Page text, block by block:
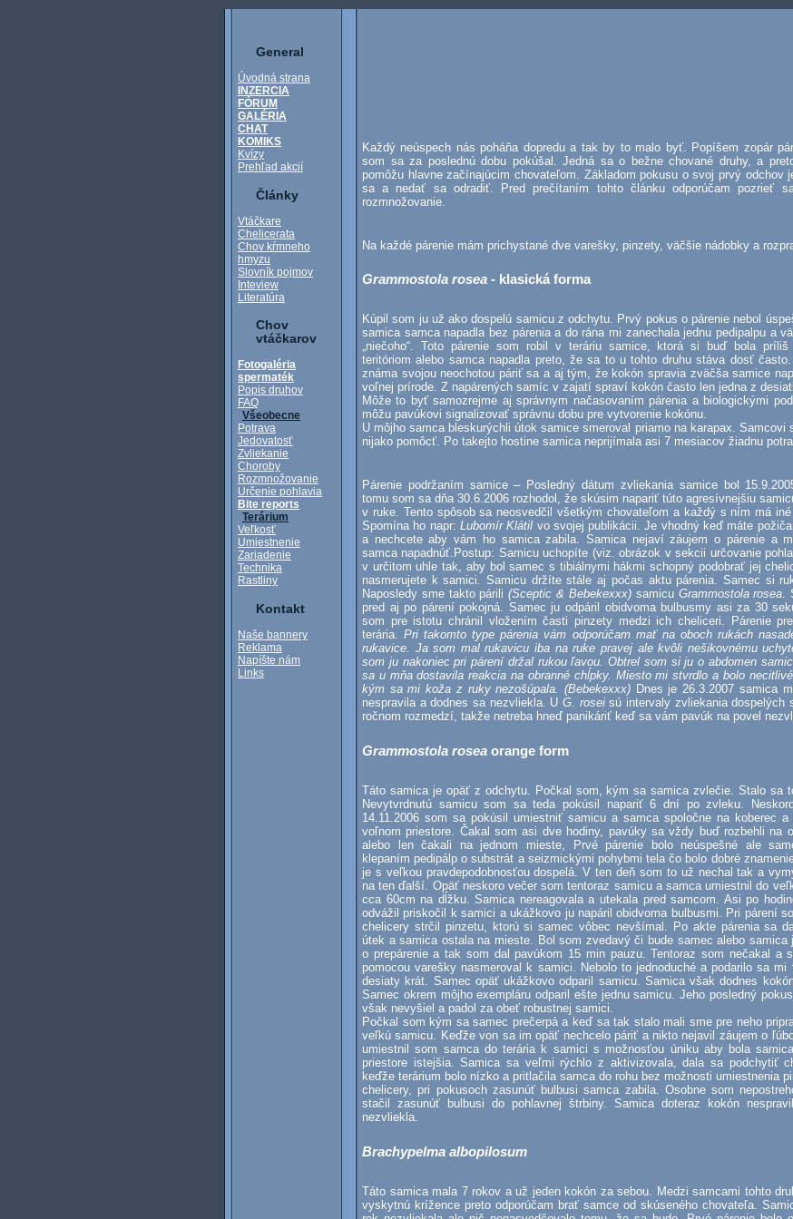
General
Úvodná strana
INZERCIA
FÓRUM
GALÉRIA
CHAT
KOMIKS
Kvízy
Prehľad akcií
Články
Vtáčkare
Chelicerata
Chov kŕmneho
hmyzu
Slovník pojmov
Inteview
Literatúra
Chov
vtáčkarov
Fotogaléria
spermaték
Popis druhov
FAQ
Všeobecne
Potrava
Jedovatosť
Zvliekanie
Choroby
Rozmnožovanie
Určenie pohlavia
Bite reports
Terárium
Veľkosť
Umiestnenie
Zariadenie
Technika
Rastliny
Kontakt
Naše bannery
Reklama
Napíšte nám
Links
Každý neúspech nás poháňa dopredu a tak by to malo byť. Popíšem zopár
som sa za poslednú dobu pokúšal. Jedná sa o bežne chované druhy, a
pomôžu hlavne začínajúcim chovateľom. Základom pokusu o svoj prvý odchov
sa a nedať sa odradiť. Pred prečítaním tohto článku odporúčam pozrieť
rozmnožovanie.
Na každé párenie mám prichystané dve varešky, pinzety, väčšie nádobky a
Grammostola rosea - klasická forma
Kúpil som ju už ako dospelú samicu z odchytu. Prvý pokus o párenie nebol
samica samca napadla bez párenia a do rána mi zanechala jednu pedipalpu a
„niečoho“. Toto párenie som robil v teráriu samice, ktorá si buď bola
teritóriom alebo samca napadla preto, že sa to u tohto druhu stáva dosť
známa svojou neochotou páriť sa a aj tým, že kokón spravia zväčša samice
voľnej prírode. Z napárených samíc v zajatí spraví kokón často len jedna z
Môže to byť samozrejme aj správnym načasovaním párenia a biologickými
môžu pavúkovi signalizovať správnu dobu pre vytvorenie kokónu.
U môjho samca bleskurýchli útok samice smeroval priamo na karapax. Samcovi
nijako pomôcť. Po takejto hostine samica neprijímala asi 7 mesiacov žiadnu
Párenie podržaním samice – Posledný dátum zvliekania samice bol
tomu som sa dňa 30.6.2006 rozhodol, že skúsim napariť túto agresívnejšiu
v ruke. Tento spôsob sa neosvedčil všetkým chovateľom a každý s ním má iné
Spomína ho napr: Lubomír Klátil vo svojej publikácii. Je vhodný keď máte
a nechcete aby vám ho samica zabila. Samica nejaví záujem o párenie a
samca napadnúť.Postup: Samicu uchopíte (viz. obrázok v sekcii určovanie
v určitom uhle tak, aby bol samec s tibiálnymi hákmi schopný podobrať jej
nasmerujete k samici. Samicu držíte stále aj počas aktu párenia. Samec si
Naposledy sme takto párili(Sceptic & Bebekexxx)samicu Grammostola rosea
pred aj po párení pokojná. Samec ju odpáril obidvoma bulbusmy asi za 30
som pre istotu chránil vložením časti pinzety medzi ich cheliceri. Párenie
terária.Pri takomto type párenia vám odporúčam mať na oboch rukách
rukavice. Ja som mal rukavicu iba na ruke pravej ale kvôli nešikovnému
som ju nakoniec pri párení držal rukou ľavou. Obtrel som si ju o abdomen
sa u mňa dostavila reakcia na obranné chĺpky. Miesto mi stvrdlo a bolo
kým sa mi koža z ruky nezošúpala. (Bebekexxx) Dnes je 26.3.2007 samica
nespravila a dodnes sa nezvliekla. U G. roseisú intervaly zvliekania dospelých
ročnom rozmedzí, takže netreba hneď panikáriť keď sa vám pavúk na povel
Grammostola rosea orange form
Táto samica je opäť z odchytu. Počkal som, kým sa samica zvlečie. Stalo sa
Nevytvrdnutú samicu som sa teda pokúsil napariť 6 dní po zvleku.
14.11.2006 som sa pokúsil umiestniť samicu a samca spoločne na koberec
voľnom priestore. Čakal som asi dve hodiny, pavúky sa vždy buď rozbehli na
alebo len čakali na jednom mieste, Prvé párenie bolo neúspešné ale
klepaním pedipálp o substrát a seizmickými pohybmi tela čo bolo dobré
je s veľkou pravdepodobnosťou dospelá. V ten deň som to už nechal tak a
na ten ďalší. Opäť neskoro večer som tentoraz samicu a samca umiestnil do
cca 60cm na dĺžku. Samica nereagovala a utekala pred samcom. Asi po
odvážil priskočil k samici a ukážkovo ju napáril obidvoma bulbusmi. Pri párení
chelicery strčil pinzetu, ktorú si samec vôbec nevšímal. Po akte párenia sa
útek a samica ostala na mieste. Bol som zvedavý či bude samec alebo samica
o prepárenie a tak som dal pavúkom 15 min pauzu. Tentoraz som nečakal a
pomocou varešky nasmeroval k samici. Nebolo to jednoduché a podarilo sa
desiaty krát. Samec opäť ukážkovo odparil samicu. Samica však dodnes
Samec okrem môjho exempláru odparil ešte jednu samicu. Jeho posledný
však nevyšiel a padol za obeť robustnej samici.
Počkal som kým sa samec prečerpá a keď sa tak stalo mali sme pre neho
veľkú samicu. Keďže von sa im opäť nechcelo páriť a nikto nejavil záujem o
umiestnil som samca do terária k samici s možnosťou úniku aby bola
priestore istejšia. Samica sa veľmi rýchlo z aktivizovala, dala sa podchytiť
keďže terárium bolo nízko a pritlačila samca do rohu bez možnosti umiestnenia
chelicery, pri pokusoch zasunúť bulbusi samca zabila. Osobne som
stačil zasunúť bulbusi do pohlavnej štrbiny. Samica doteraz kokón
nezvliekla.
Brachypelma albopilosum
Táto samica mala 7 rokov a už jeden kokón za sebou. Medzi samcami tohto
vyskytnú krížence preto odporúčam brať samce od skúseného chovateľa.